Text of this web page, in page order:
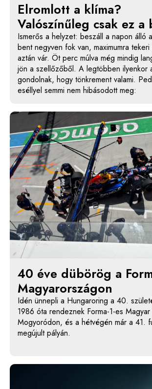
Elromlott a klíma?
Valószínűleg csak ez a
Ismerős a helyzet: beszáll a napon álló
bent negyven fok van, maximumra
aztán vár. Öt perc múlva még mindig
jön a szellőzőből. A legtöbben ilyenkor
gondolnak, hogy tönkrement valami.
eséllyel semmi nem hibásodott meg:
40 éve dübörög a
Magyarországon
Idén ünnepli a Hungaroring a 40.
1986 óta rendeznek Forma-1-es
Mogyoródon, és a hétvégén már a 41.
megújult pályán.